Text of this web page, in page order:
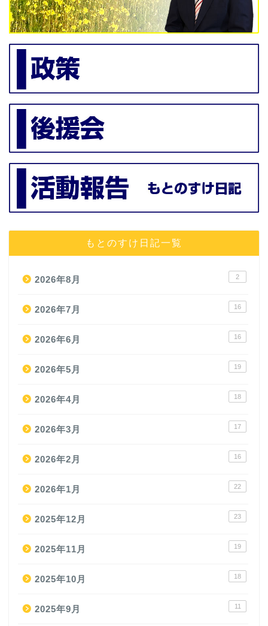
もとのすけ日記一覧
2026年8月 2
2026年7月 16
2026年6月 16
2026年5月 19
2026年4月 18
2026年3月 17
2026年2月 16
2026年1月 22
2025年12月 23
2025年11月 19
2025年10月 18
2025年9月 11